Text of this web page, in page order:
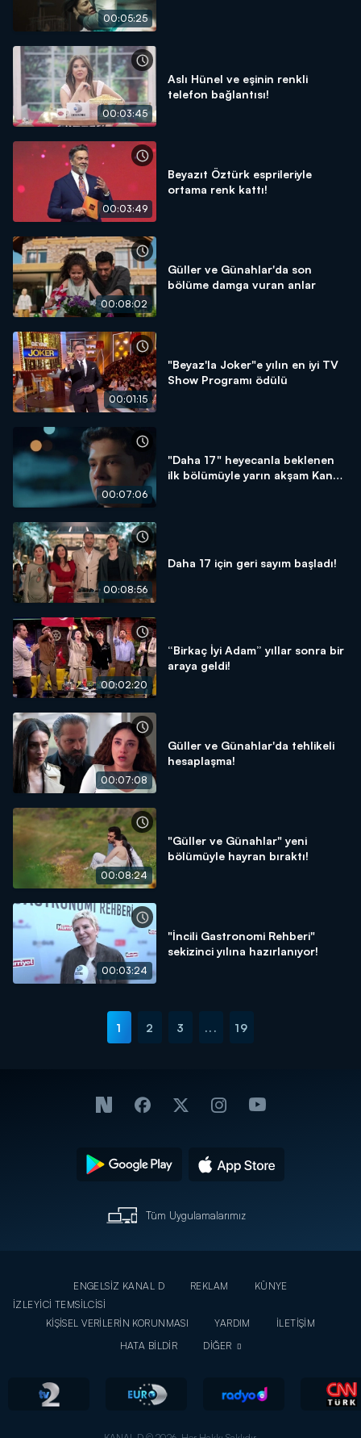
00:05:25
00:03:45
Aslı Hünel ve eşinin renkli
telefon bağlantısı!
00:03:49
Beyazıt Öztürk esprileriyle
ortama renk kattı!
00:08:02
Güller ve Günahlar'da son
bölüme damga vuran anlar
00:01:15
"Beyaz'la Joker"e yılın en iyi TV
Show Programı ödülü
00:07:06
"Daha 17" heyecanla beklenen
ilk bölümüyle yarın akşam Kanal
00:08:56
Daha 17 için geri sayım başladı!
00:02:20
“Birkaç İyi Adam” yıllar sonra bir
araya geldi!
00:07:08
Güller ve Günahlar'da tehlikeli
hesaplaşma!
00:08:24
"Güller ve Günahlar" yeni
bölümüyle hayran bıraktı!
00:03:24
"İncili Gastronomi Rehberi"
sekizinci yılına hazırlanıyor!
1 2 3 ... 19
Tüm Uygulamalarımız
ENGELSİZ KANAL D REKLAM
KÜNYE
İZLEYİCİ TEMSİLCİSİ
KİŞİSEL VERİLERİN KORUNMASI
YARDIM
İLETİŞİM
HATA BİLDİR
DİĞER